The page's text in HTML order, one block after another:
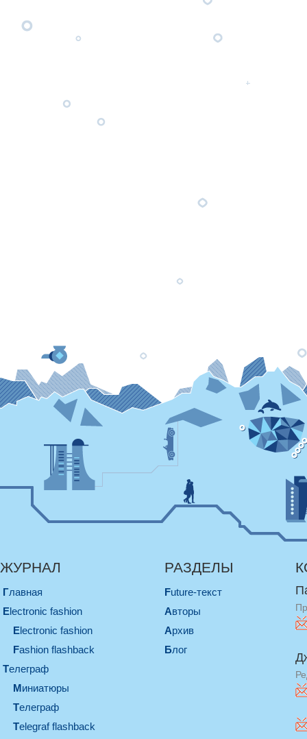
ЖУРНАЛ
Главная
electronic fashion
electronic fashion
Fashion flashback
телеграф
миниатюры
телеграф
Telegraf flashback
РАЗДЕЛЫ
Future-текст
Авторы
Архив
Блог